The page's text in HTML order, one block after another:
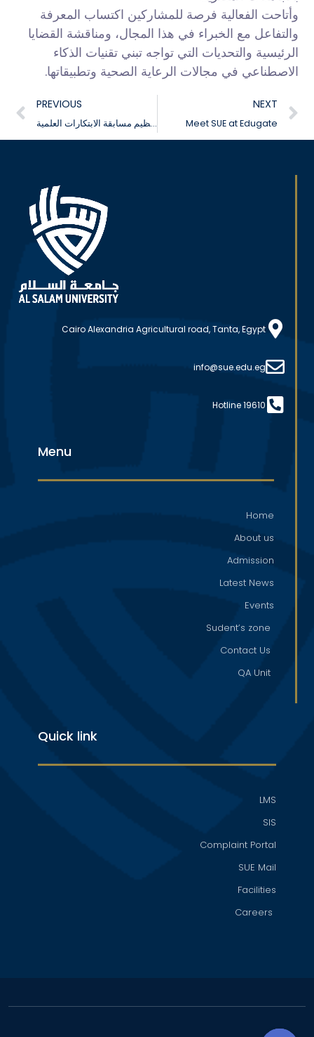
وأتاحت الفعالية فرصة للمشاركين اكتساب المعرفة
والتفاعل مع الخبراء في هذا المجال، ومناقشة القضايا
الرئيسية والتحديات التي تواجه تبني تقنيات الذكاء
الاصطناعي في مجالات الرعاية الصحية وتطبيقاتها.
PREVIOUS
تعلن إدارة الأنشطة الطلابية بجامعة السلام بمصر عن تنظيم مسابقة الابتكارات العلمية
NEXT
Meet SUE at Edugate
Cairo Alexandria Agricultural road, Tanta, Egypt
info@sue.edu.eg
Hotline 19610
Menu
Home
About us
Admission
Latest News
Events
Sudent’s zone
Contact Us
QA Unit
Quick link
LMS
SIS
Complaint Portal
SUE Mail
Facilities
Careers